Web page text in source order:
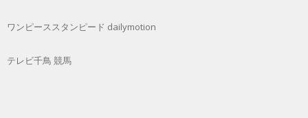
ワンピーススタンピード dailymotion
テレビ千鳥 競馬